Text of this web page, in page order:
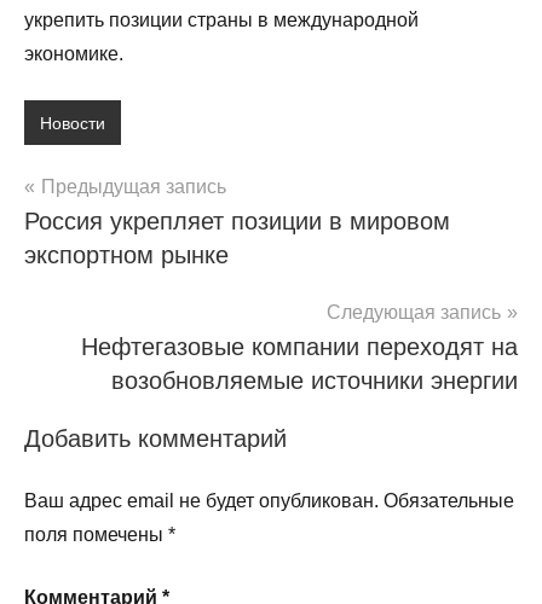
укрепить позиции страны в международной
экономике.
Новости
Навигация
по
записям
Предыдущая запись
Россия укрепляет позиции в мировом
экспортном рынке
Следующая запись
Нефтегазовые компании переходят на
возобновляемые источники энергии
Добавить комментарий
Ваш адрес email не будет опубликован. Обязательные
поля помечены *
Комментарий *